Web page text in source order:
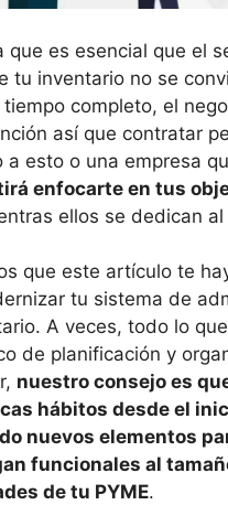
que es esencial que el
tu inventario no se
completo, el
así que contratar
a esto o una empresa
enfocarte en tus
ellos se dedican
que este artículo te
tu sistema de
A veces, todo lo
de planificación y
nuestro consejo es
hábitos desde el
nuevos elementos
funcionales al
de tu PYME.